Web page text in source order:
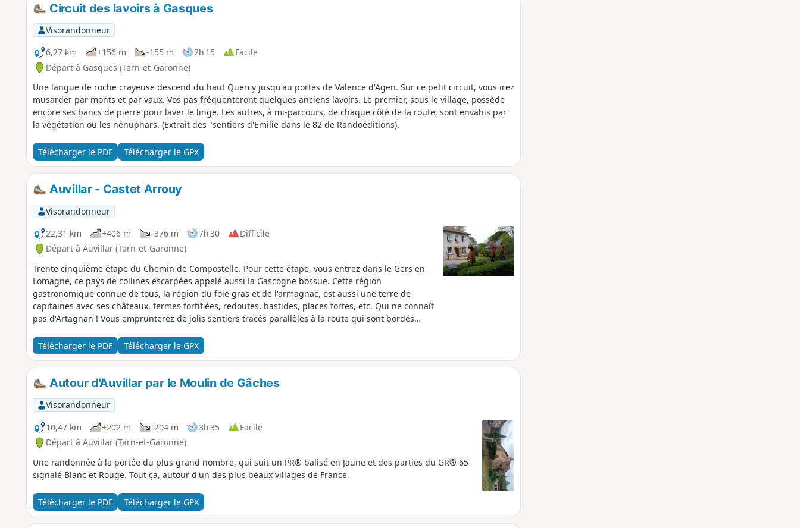
Circuit des lavoirs à Gasques
Visorandonneur
6,27 km
+156 m -155 m 2h 15
Facile
Départ à Gasques (Tarn-et-Garonne)
Une langue de roche crayeuse descend du haut Quercy jusqu'au portes de Valence d'Agen. Sur ce petit circuit, vous irez
musarder par monts et par vaux. Vos pas fréquenteront quelques anciens lavoirs. Le premier, sous le village, possède
encore ses bancs de pierre pour laver le linge. Les autres, à mi-parcours, de chaque côté de la route, sont envahis par
la végétation ou les nénuphars. (Extrait des "sentiers d'Emilie dans le 82 de Randoéditions).
Télécharger le PDF Télécharger le GPX
Auvillar - Castet Arrouy
Visorandonneur
22,31 km
+406 m -376 m 7h 30
Difficile
Départ à Auvillar (Tarn-et-Garonne)
Trente cinquième étape du Chemin de Compostelle. Pour cette étape, vous entrez dans le Gers en
Lomagne, ce pays de collines escarpées appelé aussi la Gascogne bossue. Cette région
gastronomique connue de tous, la région du foie gras et de l'armagnac, est aussi une terre de
capitaines avec ses châteaux, fermes fortifiées, redoutes, bastides, places fortes, etc. Qui ne connaît
pas d'Artagnan ! Vous emprunterez de jolis sentiers tracés parallèles à la route qui sont bordés
Télécharger le PDF
Télécharger le GPX
Autour d'Auvillar par le Moulin de Gâches
Visorandonneur
10,47 km
+202 m -204 m 3h 35
Facile
Départ à Auvillar (Tarn-et-Garonne)
Une randonnée à la portée du plus grand nombre, qui suit un PR® balisé en Jaune et des parties du GR® 65
signalé Blanc et Rouge. Tout ça, autour d'un des plus beaux villages de France.
Télécharger le PDF Télécharger le GPX